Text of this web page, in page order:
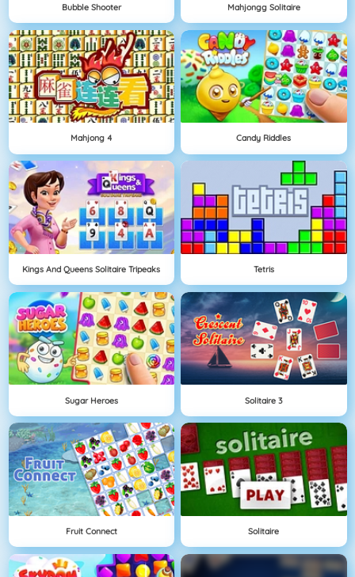
Bubble Shooter Mahjongg Solitaire
Mahjong 4 Candy Riddles
Kings And Queens Solitaire Tripeaks Tetris
Sugar Heroes Solitaire 3
Fruit Connect Solitaire